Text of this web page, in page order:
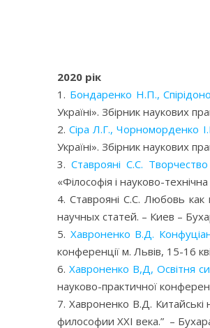
2020 рік
1. Бондаренко Н.П.,
Україні». Збірник наукових
2.Сіра Л.Г., Чорноморденко
Україні». Збірник наукових
3. Ставрояні С.С.
«Філософія і науково-
4. Ставрояні С.С. Любовь как
научных статей. – Киев –
5. Хавроненко В.Д.
конференції м. Львів, 15-16
6.Хавроненко В,Д, Освітня
науково-практичної
7. Хавроненко В.Д.
философии ХХI века.” –